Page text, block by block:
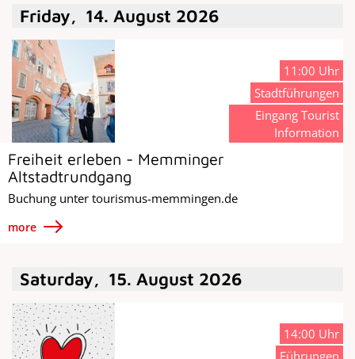
Friday, 14. August 2026
Freiheit erleben - Memminger
Altstadtrundgang
Buchung unter tourismus-memmingen.de
more
11:00 Uhr
Stadtführungen
Eingang Tourist
Information
Saturday, 15. August 2026
14:00 Uhr
Führungen